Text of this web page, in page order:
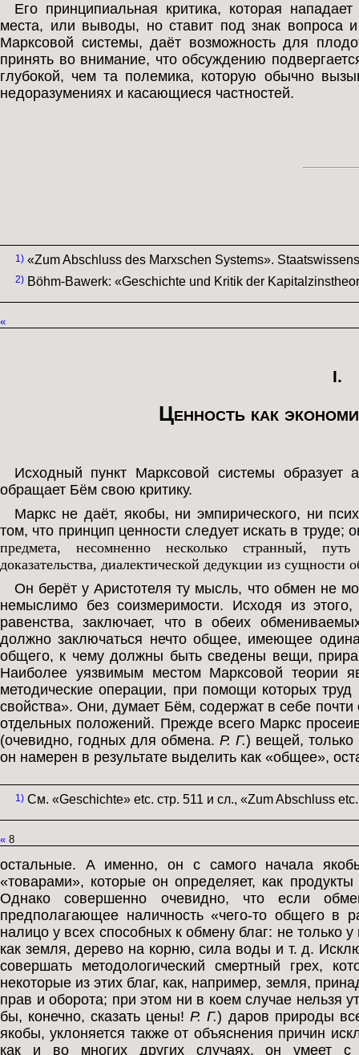
Его принципиальная критика, которая
места, или выводы, но ставит под знак вопроса
Марксовой системы, даёт возможность для
принять во внимание, что обсуждению
глубокой, чем та полемика, которую обычно
недоразумениях и касающиеся частностей.
1)«Zum Abschluss des Marxschen Systems».
2)Böhm-Bawerk: «Geschichte und Kritik der
«
I.
Ценность как
Исходный пункт Марксовой системы
обращает Бём свою критику.
Маркс не даёт, якобы, ни эмпирического, ни
том, что принцип ценности следует искать в труде;
предмета, несомненно несколько странный,
доказательства, диалектической дедукции из сущности
Он берёт у Аристотеля ту мысль, что обмен не
немыслимо без соизмеримости. Исходя из
равенства, заключает, что в обеих
должно заключаться нечто общее, имеющее
общего, к чему должны быть сведены вещи,
Наиболее уязвимым местом Марксовой теории
методические операции, при помощи которых труд
свойства». Они, думает Бём, содержат в себе
отдельных положений. Прежде всего Маркс
(очевидно, годных для обмена. Р. Г.) вещей, только
он намерен в результате выделить как «общее»,
1)См. «Geschichte» etc. стр. 511 и сл., «Zum Abschluss
« 8
остальные. А именно, он с самого начала
«товарами», которые он определяет, как
Однако совершенно очевидно, что если
предполагающее наличность «чего-то общего
налицо у всех способных к обмену благ: не только
как земля, дерево на корню, сила воды и т. д.
совершать методологический смертный грех,
некоторые из этих благ, как, например, земля,
прав и оборота; при этом ни в коем случае нельзя
бы, конечно, сказать цены!Р. Г.) даров природы
якобы, уклоняется также от объяснения причин
как и во многих других случаях, он умеет с